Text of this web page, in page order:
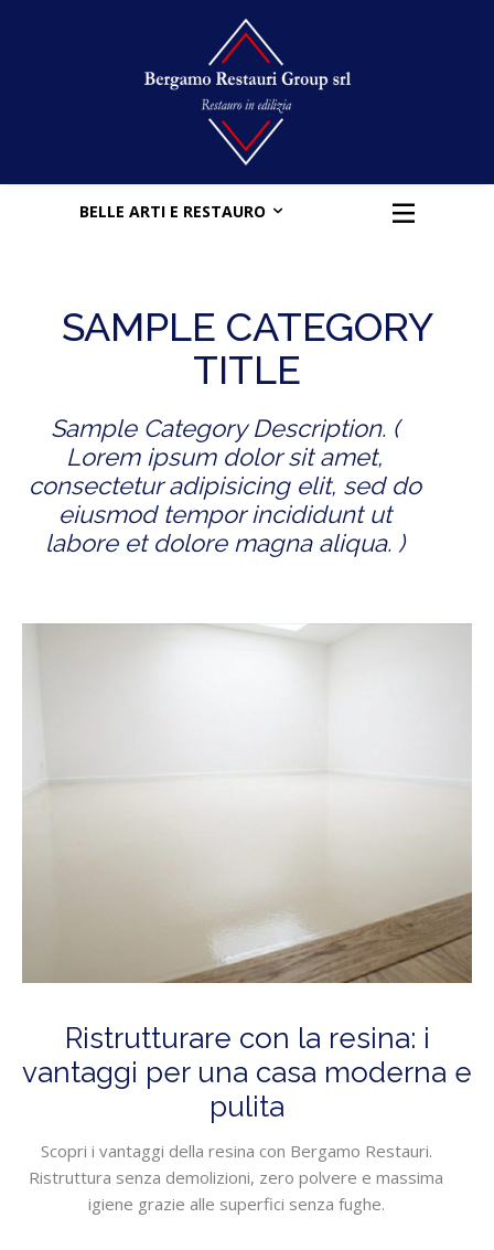
BELLE ARTI E RESTAURO
SAMPLE CATEGORY
TITLE
Sample Category Description. (
Lorem ipsum dolor sit amet,
consectetur adipisicing elit, sed do
eiusmod tempor incididunt ut
labore et dolore magna aliqua. )
Ristrutturare con la resina: i
vantaggi per una casa moderna e
pulita
Scopri i vantaggi della resina con Bergamo Restauri.
Ristruttura senza demolizioni, zero polvere e massima
igiene grazie alle superfici senza fughe.